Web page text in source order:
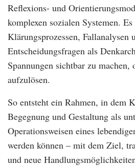
Reflexions- und
komplexen sozialen Systemen.
Klärungsprozessen, Fallanalysen
Entscheidungsfragen als
Spannungen sichtbar zu machen,
aufzulösen.
So entsteht ein Rahmen, in dem
Begegnung und Gestaltung als
Operationsweisen eines
werden können – mit dem Ziel,
und neue